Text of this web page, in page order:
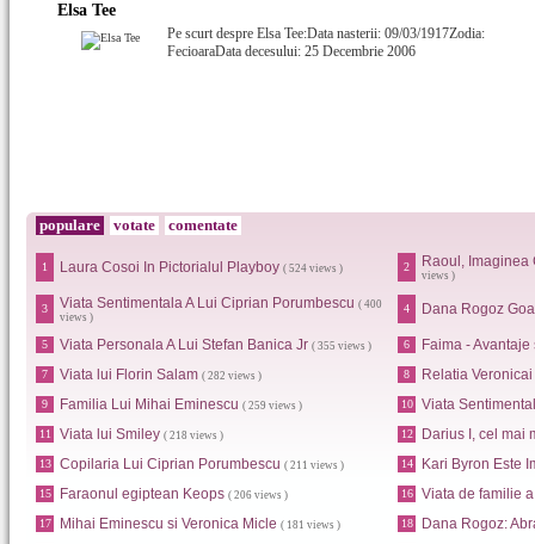
Elsa Tee
Pe scurt despre Elsa Tee:Data nasterii: 09/03/1917Zodia:
FecioaraData decesului: 25 Decembrie 2006
populare votate comentate
1 Laura Cosoi In Pictorialul Playboy ( 524 views ) 2 Raoul,
views )
3 Viata Sentimentala A Lui Ciprian Porumbescu ( 400
views )
4 Dana Rogoz
5 Viata Personala A Lui Stefan Banica Jr ( 355 views ) 6 Faima -
7 Viata lui Florin Salam ( 282 views ) 8 Relatia
9 Familia Lui Mihai Eminescu ( 259 views ) 10 Viata
11 Viata lui Smiley ( 218 views ) 12 Darius I, cel mai
13 Copilaria Lui Ciprian Porumbescu ( 211 views ) 14 Kari Byron Este
15 Faraonul egiptean Keops ( 206 views ) 16 Viata de familie
17 Mihai Eminescu si Veronica Micle ( 181 views ) 18 Dana Rogoz: